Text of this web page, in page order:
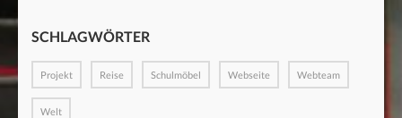
SCHLAGWÖRTER
Projekt Reise Schulmöbel Webseite Webteam
Welt